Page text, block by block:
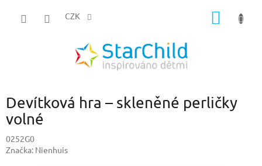
CZK
Devítková hra – skleněné perličky
volné
0252G0
Značka: Nienhuis